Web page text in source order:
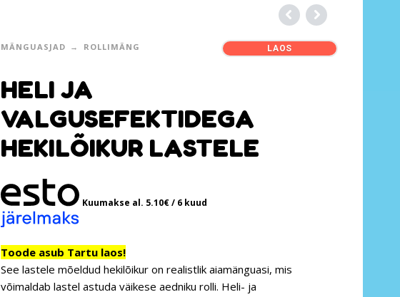
MÄNGUASJAD ROLLIMÄNG LAOS
HELI JA
VALGUSEFEKTIDEGA
HEKILÕIKUR LASTELE
Kuumakse al. 5.10€/ 6 kuud
Toode asub Tartu laos!
See lastele mõeldud hekilõikur on realistlik aiamänguasi, mis
võimaldab lastel astuda väikese aedniku rolli. Heli- ja